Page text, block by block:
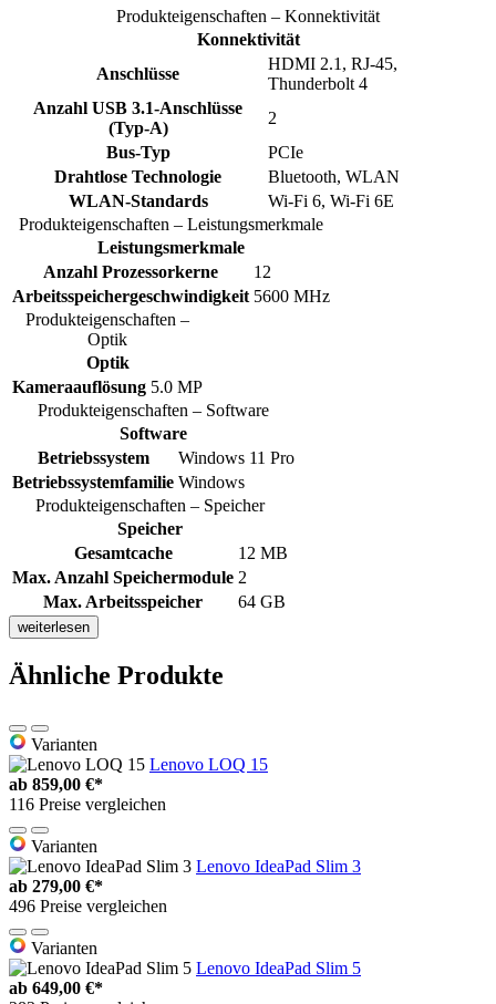
Produkteigenschaften – Konnektivität
Konnektivität
Anschlüsse
HDMI 2.1, RJ-45,
Thunderbolt 4
Anzahl USB 3.1-Anschlüsse
(Typ-A)
2
Bus-Typ
PCIe
Drahtlose Technologie
Bluetooth, WLAN
WLAN-Standards
Wi-Fi 6, Wi-Fi 6E
Produkteigenschaften – Leistungsmerkmale
Leistungsmerkmale
Anzahl Prozessorkerne
12
Arbeitsspeichergeschwindigkeit 5600 MHz
Produkteigenschaften –
Optik
Optik
Kameraauflösung 5.0 MP
Produkteigenschaften – Software
Software
Betriebssystem
Windows 11 Pro
Betriebssystemfamilie Windows
Produkteigenschaften – Speicher
Speicher
Gesamtcache
12 MB
Max. Anzahl Speichermodule 2
Max. Arbeitsspeicher
64 GB
weiterlesen
Ähnliche Produkte
Varianten
Lenovo LOQ 15
ab 859,00 €*
116 Preise vergleichen
Varianten
Lenovo IdeaPad Slim 3
ab 279,00 €*
496 Preise vergleichen
Varianten
Lenovo IdeaPad Slim 5
ab 649,00 €*